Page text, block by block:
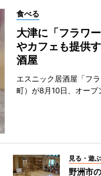
食べる
大津に「フラワ
やカフェも提供
酒屋
エスニック居酒屋「フ
町）が8月10日、オープ
見る・遊ぶ
野洲市